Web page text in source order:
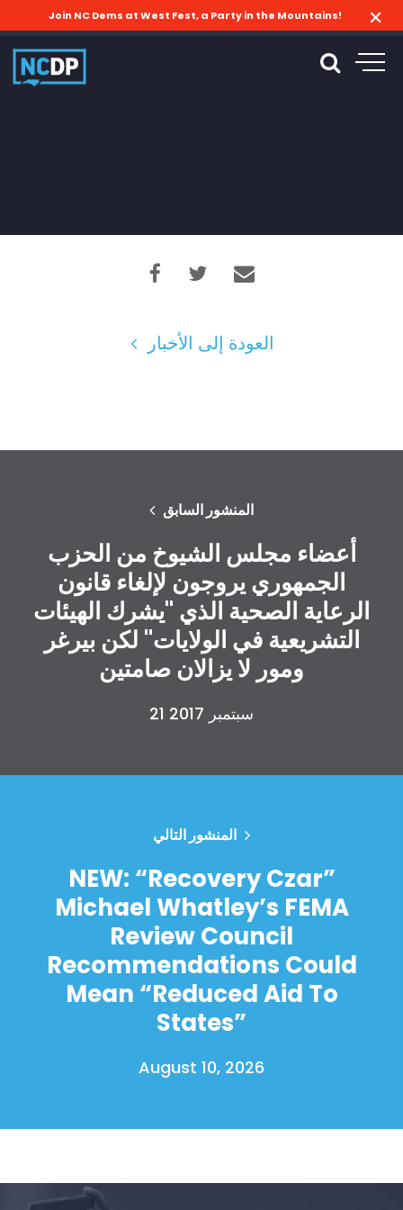
Shop
Join NC Dems at West Fest, a Party in the Mountains!
العودة إلى الأخبار
المنشور السابق
أعضاء مجلس الشيوخ من الحزب
الجمهوري يروجون لإلغاء قانون
الرعاية الصحية الذي "يشرك الهيئات
التشريعية في الولايات" لكن بيرغر
ومور لا يزالان صامتين
21 سبتمبر 2017
المنشور التالي
NEW: “Recovery Czar”
Michael Whatley’s FEMA
Review Council
Recommendations Could
Mean “Reduced Aid To
States”
August 10, 2026